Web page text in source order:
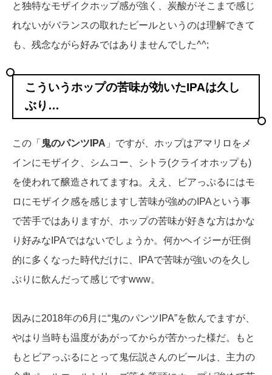
と独特なモザイクホップ感が強く、炭酸がそこまで感じ
れないがバランスの取れたビールというのは理解できて
も、残念ながら好みではありませんでした^^;
こういうホップの苦味が効いたIPAは久し
ぶり…
この「 鬼のパンツIPA 」ですが、ホップはアマリロをメ
インにモザイク、シムコー、シトラ(クライオホップも)
を使われて醸造されてますね。ええ、ビアっぷるにはモ
ロにモザイク感を感じますし苦味が強めのIPAという事
で苦手ではありますが、ホップの苦味が好きな方はかな
り好みなIPAではないでしょうか。何かヘイジーが圧倒
的に多くなった時代だけに、IPAで苦味が強いのを久し
ぶりに飲んだって感じですwww。
因みに2018年の6月に“鬼のパンツIPA”を飲んでますが、
やはり当時も温度があがってからが苦かった様だ。もと
もとビアっぷるにとって鬼伝説さんのビールは、主力の